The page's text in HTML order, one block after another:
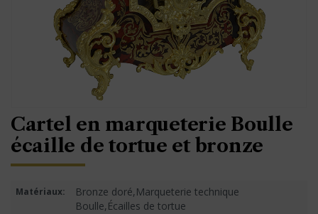
Cartel en marqueterie Boulle
écaille de tortue et bronze
Matériaux:
Bronze doré,Marqueterie technique
Boulle,Écailles de tortue